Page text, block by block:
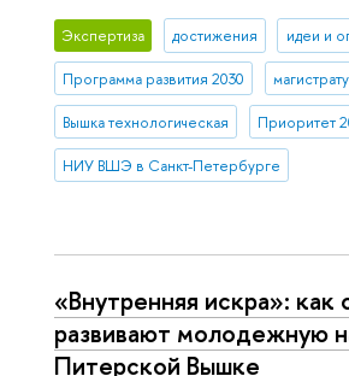
Экспертиза достижения идеи и
Программа развития 2030
Вышка технологическая Приоритет
НИУ ВШЭ в Санкт-Петербурге
«Внутренняя искра»: как
развивают молодежную
Питерской Вышке